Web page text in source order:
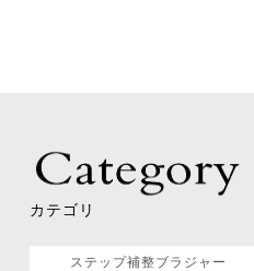
カテゴリ
ステップ補整ブラジャー